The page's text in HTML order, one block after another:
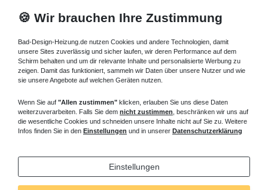
🍪 Wir brauchen Ihre Zustimmung
Bad-Design-Heizung.de nutzen Cookies und andere Technologien, damit
unsere Sites zuverlässig und sicher laufen, wir deren Performance auf dem
Schirm behalten und um dir relevante Inhalte und personalisierte Werbung zu
zeigen. Damit das funktioniert, sammeln wir Daten über unsere Nutzer und wie
sie unsere Angebote auf welchen Geräten nutzen.
Wenn Sie auf "Allen zustimmen" klicken, erlauben Sie uns diese Daten
weiterzuverarbeiten. Falls Sie dem nicht zustimmen , beschränken wir uns auf
die wesentliche Cookies und schneiden unsere Inhalte nicht auf Sie zu. Weitere
Infos finden Sie in den Einstellungen und in unserer Datenschutzerklärung
Einstellungen